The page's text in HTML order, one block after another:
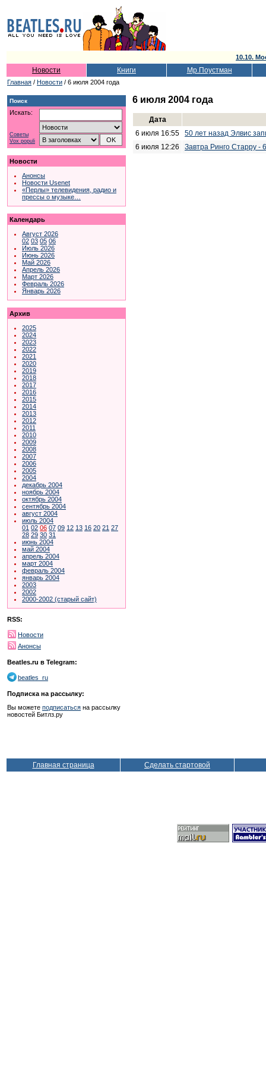
10.10.
Новости Книги Мр.Поустман
Главная / Новости / 6 июля 2004 года
Поиск
Искать:
Советы
Vox populi
Новости
Анонсы
Новости Usenet
«Перлы» телевидения, радио и
прессы о музыке…
Календарь
Август 2026
02 03 05 06
Июль 2026
Июнь 2026
Май 2026
Апрель 2026
Март 2026
Февраль 2026
Январь 2026
Архив
2025
2024
2023
2022
2021
2020
2019
2018
2017
2016
2015
2014
2013
2012
2011
2010
2009
2008
2007
2006
2005
2004
декабрь 2004
ноябрь 2004
октябрь 2004
сентябрь 2004
август 2004
июль 2004
01 02 06 07 09 12 13 16 20 21 27
28 29 30 31
июнь 2004
май 2004
апрель 2004
март 2004
февраль 2004
январь 2004
2003
2002
2000-2002 (старый сайт)
RSS:
Новости
Анонсы
Beatles.ru в Telegram:
beatles_ru
Подписка на рассылку:
Вы можете подписаться на рассылку
новостей Битлз.ру
6 июля 2004 года
Дата
6 июля 16:55
50 лет назад Элвис
6 июля 12:26
Завтра Ринго Старру -
Главная страница Сделать стартовой